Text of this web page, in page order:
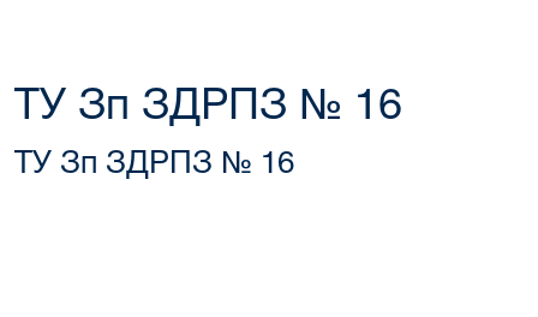
ТУ Зп ЗДРПЗ № 16
ТУ Зп ЗДРПЗ № 16